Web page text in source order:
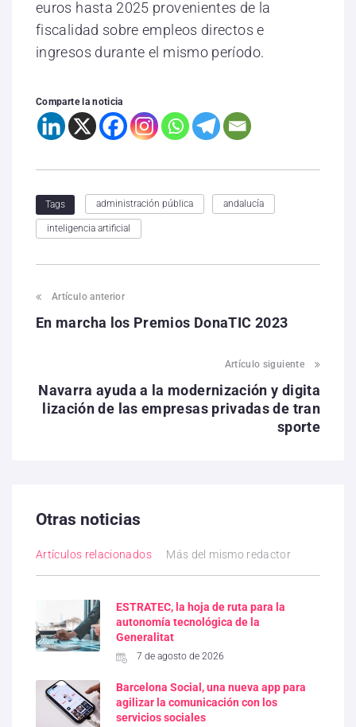
euros hasta 2025 provenientes de la
fiscalidad sobre empleos directos e
ingresos durante el mismo período.
Comparte la noticia
Tags administración pública andalucía
inteligencia artificial
Artículo anterior
En marcha los Premios DonaTIC 2023
Artículo siguiente
Navarra ayuda a la modernización y digita
lización de las empresas privadas de tran
sporte
Otras noticias
Artículos relacionados Más del mismo redactor
ESTRATEC, la hoja de ruta para la
autonomía tecnológica de la
Generalitat
7 de agosto de 2026
Barcelona Social, una nueva app para
agilizar la comunicación con los
servicios sociales